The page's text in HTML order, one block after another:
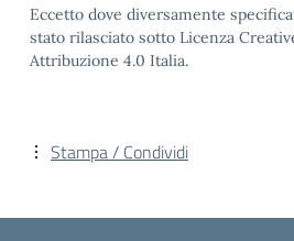
Eccetto dove diversamente
stato rilasciato sotto Licenza
Attribuzione 4.0 Italia.
Stampa / Condividi